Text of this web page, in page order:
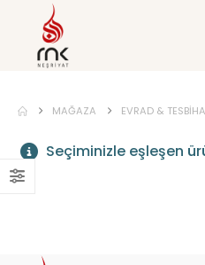
MAĞAZA EVRAD &
Seçiminizle eşleşen